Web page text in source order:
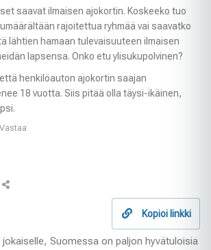
saavat ilmaisen ajokortin. Koskeeko tuo
rajoitettua ryhmää vai saavatko
lähtien hamaan tulevaisuuteen ilmaisen
lapsensa. Onko etu ylisukupolvinen?
henkilöauton ajokortin saajan
18 vuotta. Siis pitää olla täysi-ikäinen,
Vastaa
Kopioi linkki
Suomessa on paljon hyvätuloisia